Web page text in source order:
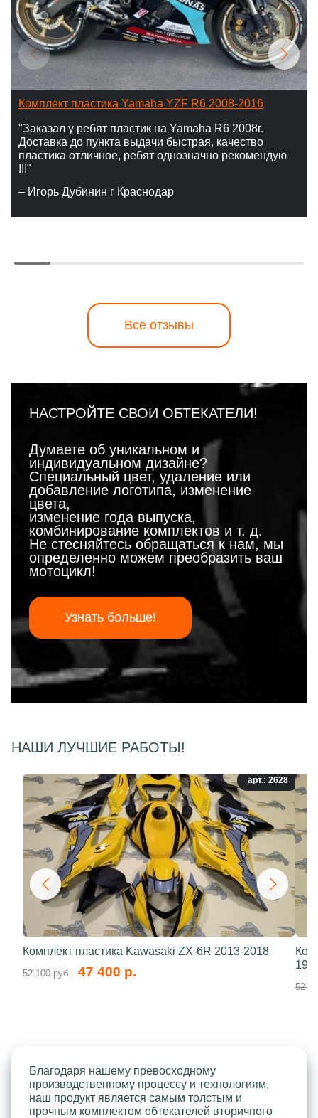
Комплект пластика Yamaha YZF R6 2008-2016
"Заказал у ребят пластик на Yamaha R6 2008г.
Доставка до пункта выдачи быстрая, качество
пластика отличное, ребят однозначно рекомендую
!!!"
– Игорь Дубинин г Краснодар
Все отзывы
НАСТРОЙТЕ СВОИ ОБТЕКАТЕЛИ!
Думаете об уникальном и
индивидуальном дизайне?
Специальный цвет, удаление или
добавление логотипа, изменение
цвета,
изменение года выпуска,
комбинирование комплектов и т. д.
Не стесняйтесь обращаться к нам, мы
определенно можем преобразить ваш
мотоцикл!
Узнать больше!
НАШИ ЛУЧШИЕ РАБОТЫ!
арт.: 2628
Комплект пластика Kawasaki ZX-6R 2013-2018
52 100 руб. 47 400 р.
52
Благодаря нашему превосходному
производственному процессу и технологиям,
наш продукт является самым толстым и
прочным комплектом обтекателей вторичного